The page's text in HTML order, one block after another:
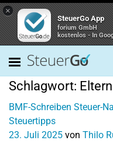
×
SteuerGo App
forium GmbH
kostenlos - In
Schlagwort:
BMF-Schreiben Steuer-
Steuertipps
23. Juli 2025 von Thilo